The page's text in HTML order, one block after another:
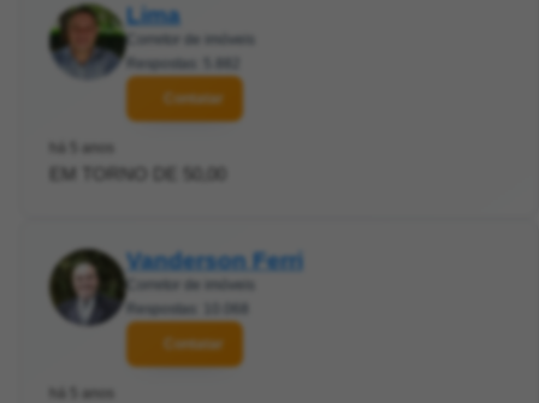
Lima
Corretor de imóveis
Respostas: 5.882
Contatar
há 5 anos
EM TORNO DE 50,00
Vanderson Ferri
Corretor de imóveis
Respostas: 10.068
Contatar
há 5 anos